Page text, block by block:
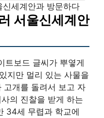
세계안과 방문하다
서울신세계안
트보드 글씨가 뿌옇게
지만 멀리 있는 사물을
고개를 돌려서 보고 자
의 진찰을 받게 하는
34세 무렵과 학교에